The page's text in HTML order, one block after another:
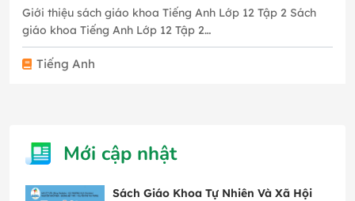
Giới thiệu sách giáo khoa Tiếng Anh Lớp 12 Tập 2 Sách
giáo khoa Tiếng Anh Lớp 12 Tập 2…
Tiếng Anh
Mới cập nhật
Sách Giáo Khoa Tự Nhiên Và Xã Hội